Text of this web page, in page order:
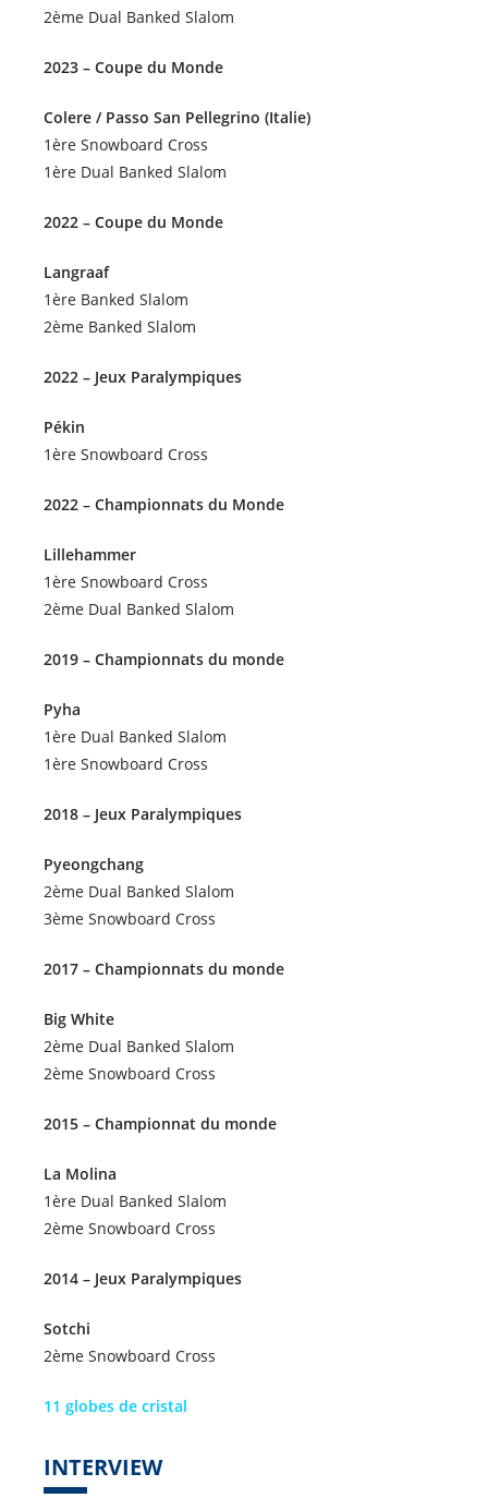
2ème Dual Banked Slalom
2023 – Coupe du Monde
Colere / Passo San Pellegrino (Italie)
1ère Snowboard Cross
1ère Dual Banked Slalom
2022 – Coupe du Monde
Langraaf
1ère Banked Slalom
2ème Banked Slalom
2022 – Jeux Paralympiques
Pékin
1ère Snowboard Cross
2022 – Championnats du Monde
Lillehammer
1ère Snowboard Cross
2ème Dual Banked Slalom
2019 – Championnats du monde
Pyha
1ère Dual Banked Slalom
1ère Snowboard Cross
2018 – Jeux Paralympiques
Pyeongchang
2ème Dual Banked Slalom
3ème Snowboard Cross
2017 – Championnats du monde
Big White
2ème Dual Banked Slalom
2ème Snowboard Cross
2015 – Championnat du monde
La Molina
1ère Dual Banked Slalom
2ème Snowboard Cross
2014 – Jeux Paralympiques
Sotchi
2ème Snowboard Cross
11 globes de cristal
INTERVIEW